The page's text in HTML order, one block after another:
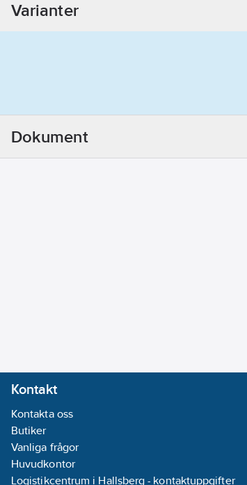
Varianter
Dokument
Kontakt
Kontakta oss
Butiker
Vanliga frågor
Huvudkontor
Logistikcentrum i Hallsberg - kontaktuppgifter